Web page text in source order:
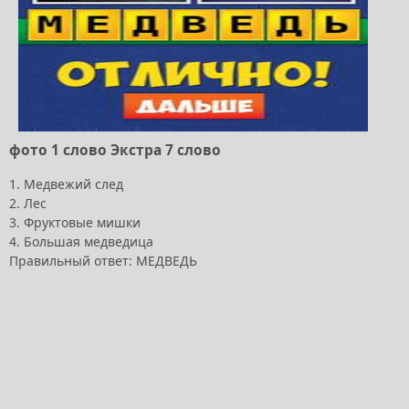
фото 1 слово Экстра 7 слово
1. Медвежий след
2. Лес
3. Фруктовые мишки
4. Большая медведица
Правильный ответ: МЕДВЕДЬ